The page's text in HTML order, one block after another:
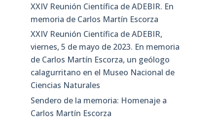
XXIV Reunión Científica de ADEBIR. En
memoria de Carlos Martín Escorza
XXIV Reunión Científica de ADEBIR,
viernes, 5 de mayo de 2023. En memoria
de Carlos Martín Escorza, un geólogo
calagurritano en el Museo Nacional de
Ciencias Naturales
Sendero de la memoria: Homenaje a
Carlos Martín Escorza